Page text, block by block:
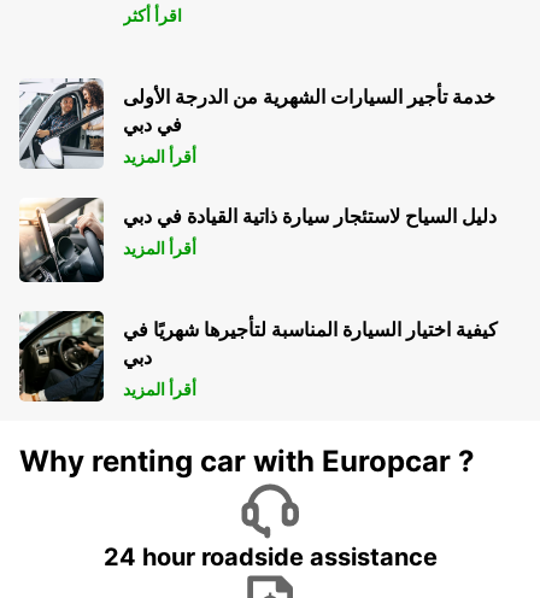
اقرأ أكثر
خدمة تأجير السيارات الشهرية من الدرجة الأولى
في دبي
أقرأ المزيد
دليل السياح لاستئجار سيارة ذاتية القيادة في دبي
أقرأ المزيد
كيفية اختيار السيارة المناسبة لتأجيرها شهريًا في
دبي
أقرأ المزيد
Why renting car with Europcar ?
24 hour roadside assistance